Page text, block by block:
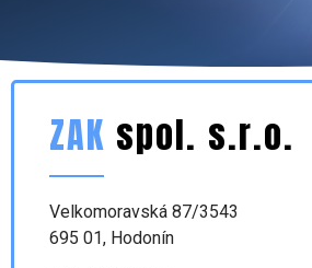
ZAK spol. s.r.o.
Velkomoravská 87/3543
695 01, Hodonín